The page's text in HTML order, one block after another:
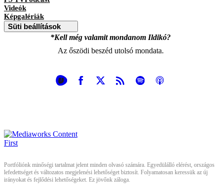
Videók
Képgalériák
Süti beállítások
*Kell még valamit mondanom Ildikó?
Az őszödi beszéd utolsó mondata.
Portfóliónk minőségi tartalmat jelent minden olvasó számára. Egyedülálló elérést, országos
lefedettséget és változatos megjelenési lehetőséget biztosít. Folyamatosan keressük az új
irányokat és fejlődési lehetőségeket. Ez jövőnk záloga.